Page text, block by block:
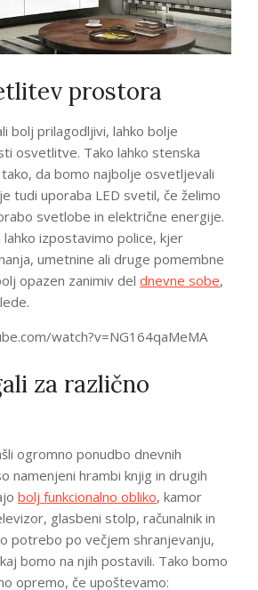
prostora
bolj prilagodljivi, lahko bolje
osvetlitve. Tako lahko stenska
da bomo najbolje osvetljevali
tudi uporaba LED svetil, če želimo
svetlobe in električne energije.
izpostavimo police, kjer
umetnine ali druge pomembne
opazen zanimiv del dnevne sobe,
watch?v=NG164qaMeMA
za različno
ogromno ponudbo dnevnih
namenjeni hrambi knjig in drugih
bolj funkcionalno obliko, kamor
glasbeni stolp, računalnik in
potrebo po večjem shranjevanju,
bomo na njih postavili. Tako bomo
opremo, če upoštevamo: